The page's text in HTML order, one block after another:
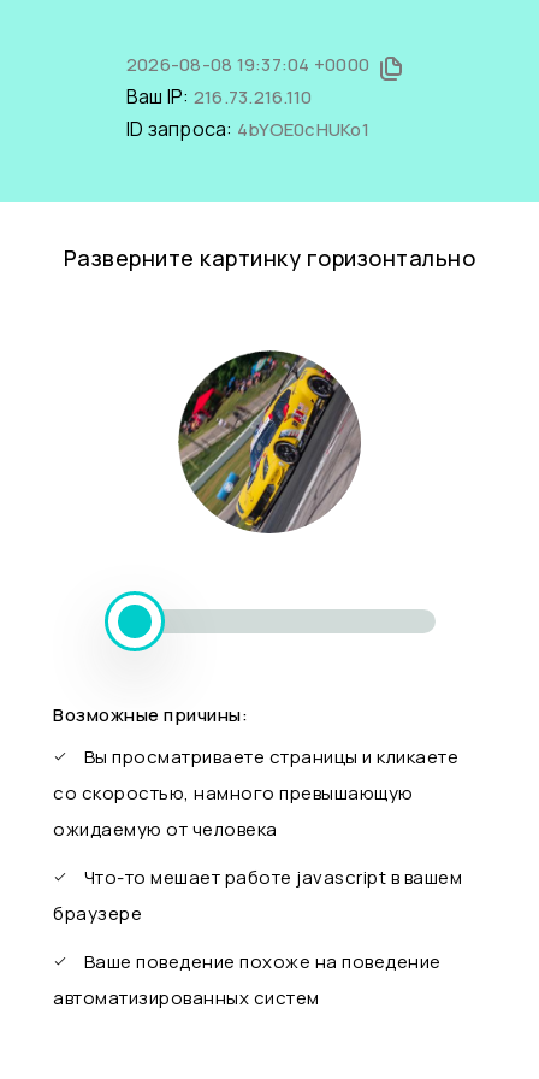
2026-08-08 19:37:04 +0000
Ваш IP: 216.73.216.110
ID запроса: 4bYOE0cHUKo1
Разверните картинку горизонтально
Возможные причины:
Вы просматриваете страницы и кликаете
со скоростью, намного превышающую
ожидаемую от человека
Что-то мешает работе javascript в вашем
браузере
Ваше поведение похоже на поведение
автоматизированных систем